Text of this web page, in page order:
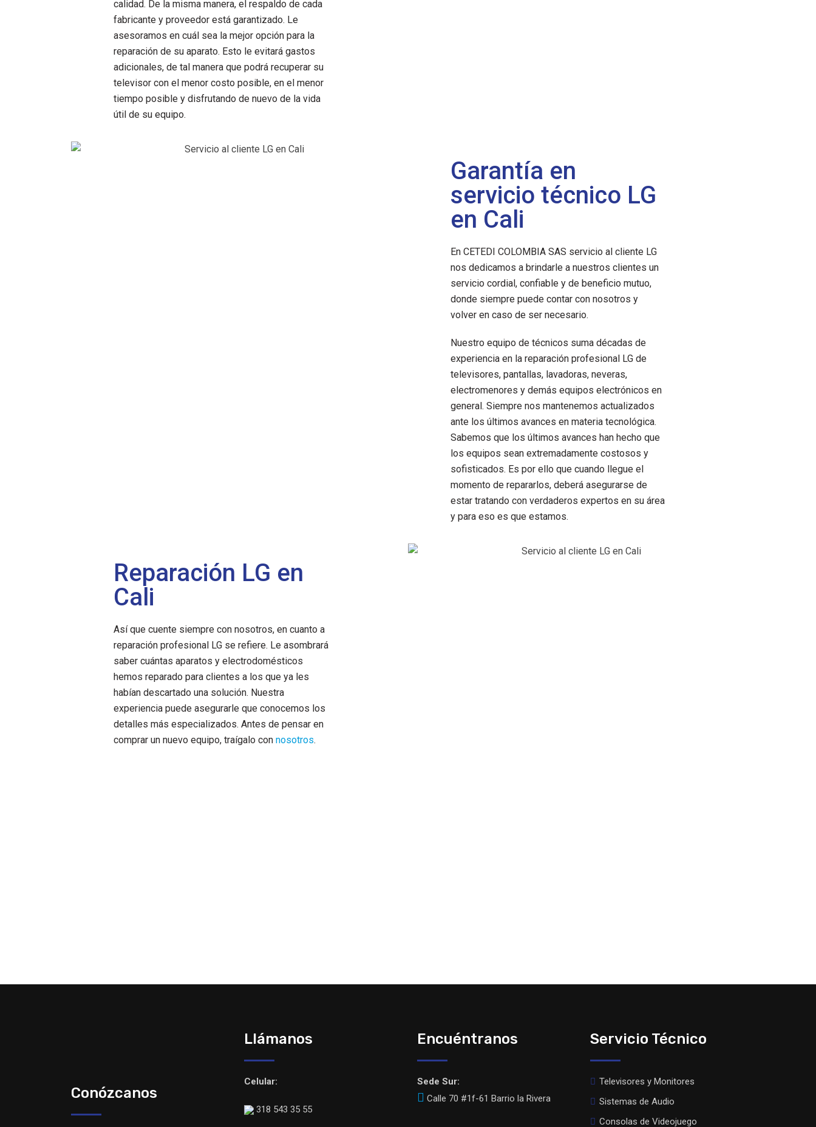
calidad. De la misma manera, el respaldo de cada
fabricante y proveedor está garantizado. Le
asesoramos en cuál sea la mejor opción para la
reparación de su aparato. Esto le evitará gastos
adicionales, de tal manera que podrá recuperar su
televisor con el menor costo posible, en el menor
tiempo posible y disfrutando de nuevo de la vida
útil de su equipo.
Garantía en
servicio técnico LG
en Cali
En CETEDI COLOMBIA SAS servicio al cliente LG
nos dedicamos a brindarle a nuestros clientes un
servicio cordial, confiable y de beneficio mutuo,
donde siempre puede contar con nosotros y
volver en caso de ser necesario.
Nuestro equipo de técnicos suma décadas de
experiencia en la reparación profesional LG de
televisores, pantallas, lavadoras, neveras,
electromenores y demás equipos electrónicos en
general. Siempre nos mantenemos actualizados
ante los últimos avances en materia tecnológica.
Sabemos que los últimos avances han hecho que
los equipos sean extremadamente costosos y
sofisticados. Es por ello que cuando llegue el
momento de repararlos, deberá asegurarse de
estar tratando con verdaderos expertos en su área
y para eso es que estamos.
Reparación LG en
Cali
Así que cuente siempre con nosotros, en cuanto a
reparación profesional LG se refiere. Le asombrará
saber cuántas aparatos y electrodomésticos
hemos reparado para clientes a los que ya les
habían descartado una solución. Nuestra
experiencia puede asegurarle que conocemos los
detalles más especializados. Antes de pensar en
comprar un nuevo equipo, traígalo con nosotros.
Conózcanos
Llámanos
Celular:
318 543 35 55
Encuéntranos
Sede Sur:
Calle 70 #1f-61 Barrio la Rivera
Servicio Técnico
Televisores y Monitores
Sistemas de Audio
Consolas de Videojuego